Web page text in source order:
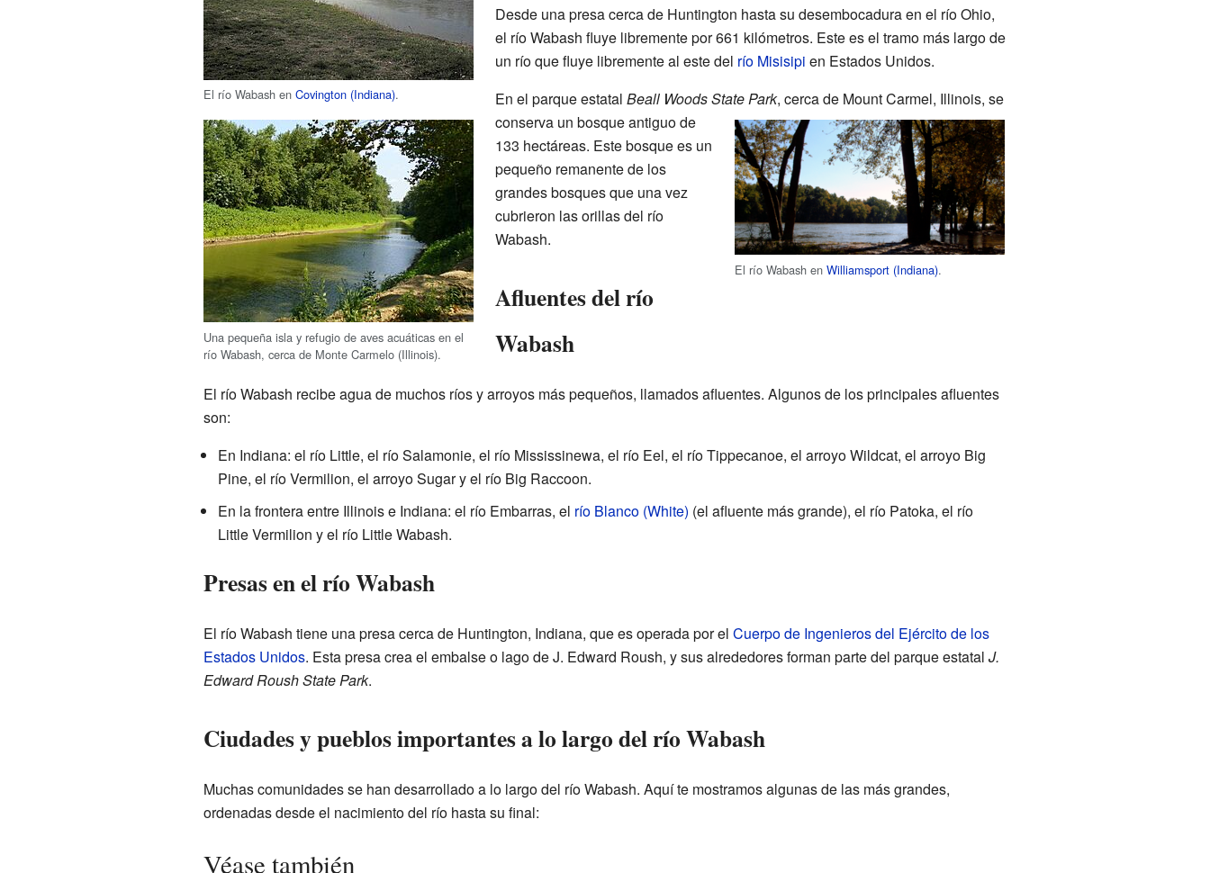
El río Wabash en Covington (Indiana).
Una pequeña isla y refugio de aves acuáticas en el
río Wabash, cerca de Monte Carmelo (Illinois).
El río Wabash enWilliamsport (Indiana).
Desde una presa cerca de Huntington hasta su desembocadura en el río Ohio,
el río Wabash fluye libremente por 661 kilómetros. Este es el tramo más largo de
un río que fluye libremente al este del río Misisipi en Estados Unidos.
En el parque estatal Beall Woods State Park, cerca de Mount Carmel, Illinois, se
conserva un bosque antiguo de
133 hectáreas. Este bosque es un
pequeño remanente de los
grandes bosques que una vez
cubrieron las orillas del río
Wabash.
Afluentes del río
Wabash
El río Wabash recibe agua de muchos ríos y arroyos más pequeños, llamados afluentes. Algunos de los principales afluentes
son:
En Indiana: el río Little, el río Salamonie, el río Mississinewa, el río Eel, el río Tippecanoe, el arroyo Wildcat, el arroyo Big
Pine, el río Vermilion, el arroyo Sugar y el río Big Raccoon.
En la frontera entre Illinois e Indiana: el río Embarras, el río Blanco (White) (el afluente más grande), el río Patoka, el río
Little Vermilion y el río Little Wabash.
Presas en el río Wabash
El río Wabash tiene una presa cerca de Huntington, Indiana, que es operada por el Cuerpo de Ingenieros del Ejército de los
Estados Unidos. Esta presa crea el embalse o lago de J. Edward Roush, y sus alrededores forman parte del parque estatal J.
Edward Roush State Park.
Ciudades y pueblos importantes a lo largo del río Wabash
Muchas comunidades se han desarrollado a lo largo del río Wabash. Aquí te mostramos algunas de las más grandes,
ordenadas desde el nacimiento del río hasta su final:
Véase también